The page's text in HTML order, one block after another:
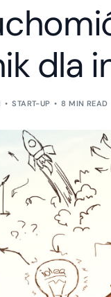
dla
START-UP 8 MIN READ